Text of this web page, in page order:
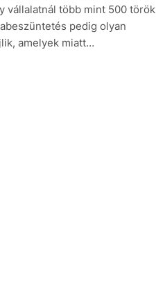
vállalatnál több mint 500 török
pedig olyan
amelyek miatt…